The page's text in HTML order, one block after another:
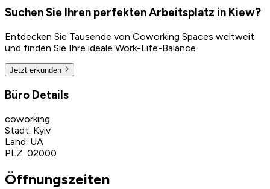
Suchen Sie Ihren perfekten Arbeitsplatz in Kiew?
Entdecken Sie Tausende von Coworking Spaces weltweit
und finden Sie Ihre ideale Work-Life-Balance.
Jetzt erkunden
Büro Details
coworking
Stadt: Kyiv
Land: UA
PLZ: 02000
Öffnungszeiten